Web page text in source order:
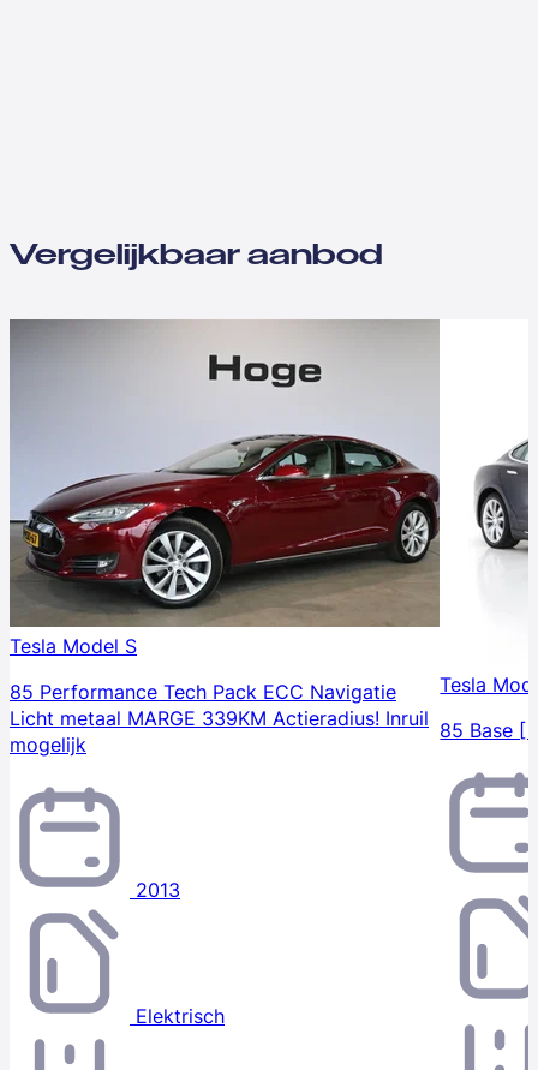
Vergelijkbaar aanbod
Tesla Model S
85 Performance Tech Pack ECC Navigatie
Licht metaal MARGE 339KM Actieradius! Inruil
mogelijk
2013
Elektrisch
Tesla
85 Base [